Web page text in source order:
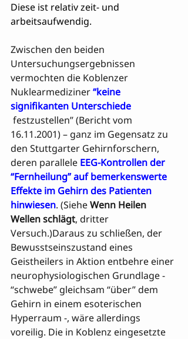
Diese ist relativ zeit- und
arbeitsaufwendig.
Zwischen den beiden
Untersuchungsergebnissen
vermochten die Koblenzer
Nuklearmediziner “keine
signifikanten Unterschiede
16.11.2001) – ganz im Gegensatz zu
den Stuttgarter Gehirnforschern,
deren parallele EEG-Kontrollen der
“Fernheilung” auf bemerkenswerte
Effekte im Gehirn des Patienten
hinwiesen. (Siehe Wenn Heilen
Wellen schlägt, dritter
Versuch.)Daraus zu schließen, der
Bewusstseinszustand eines
Geistheilers in Aktion entbehre einer
neurophysiologischen Grundlage -
“schwebe” gleichsam “über” dem
Gehirn in einem esoterischen
Hyperraum -, wäre allerdings
voreilig. Die in Koblenz eingesetzte